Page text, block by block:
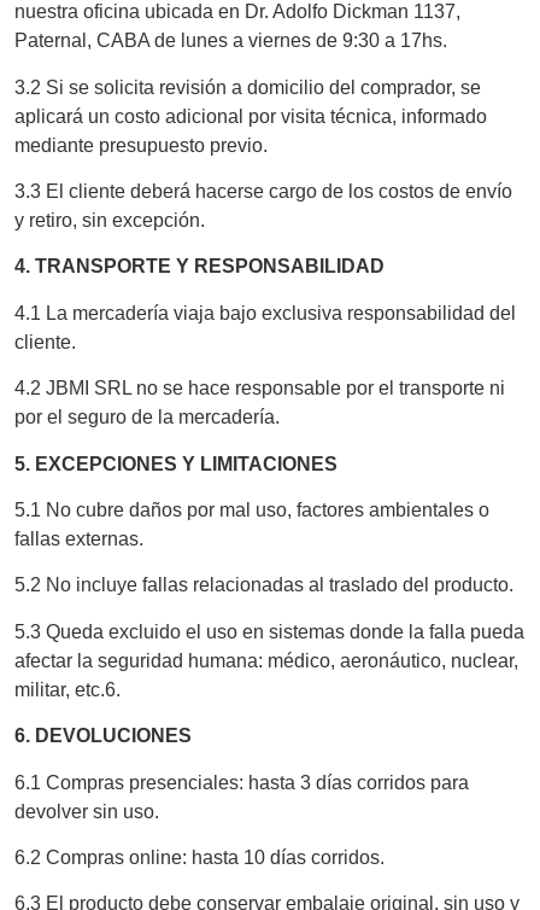
nuestra oficina ubicada en Dr. Adolfo Dickman 1137,
Paternal, CABA de lunes a viernes de 9:30 a 17hs.
3.2 Si se solicita revisión a domicilio del comprador, se
aplicará un costo adicional por visita técnica, informado
mediante presupuesto previo.
3.3 El cliente deberá hacerse cargo de los costos de envío
y retiro, sin excepción.
4. TRANSPORTE Y RESPONSABILIDAD
4.1 La mercadería viaja bajo exclusiva responsabilidad del
cliente.
4.2 JBMI SRL no se hace responsable por el transporte ni
por el seguro de la mercadería.
5. EXCEPCIONES Y LIMITACIONES
5.1 No cubre daños por mal uso, factores ambientales o
fallas externas.
5.2 No incluye fallas relacionadas al traslado del producto.
5.3 Queda excluido el uso en sistemas donde la falla pueda
afectar la seguridad humana: médico, aeronáutico, nuclear,
militar, etc.6.
6. DEVOLUCIONES
6.1 Compras presenciales: hasta 3 días corridos para
devolver sin uso.
6.2 Compras online: hasta 10 días corridos.
6.3 El producto debe conservar embalaje original, sin uso y